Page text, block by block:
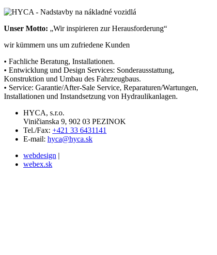
Unser Motto: „Wir inspirieren zur Herausforderung“
wir kümmern uns um zufriedene Kunden
• Fachliche Beratung, Installationen.
• Entwicklung und Design Services: Sonderausstattung,
Konstruktion und Umbau des Fahrzeugbaus.
• Service: Garantie/After-Sale Service, Reparaturen/Wartungen,
Installationen und Instandsetzung von Hydraulikanlagen.
HYCA, s.r.o.
Viničianska 9, 902 03 PEZINOK
Tel./Fax: +421 33 6431141
E-mail: hyca@hyca.sk
webdesign |
webex.sk